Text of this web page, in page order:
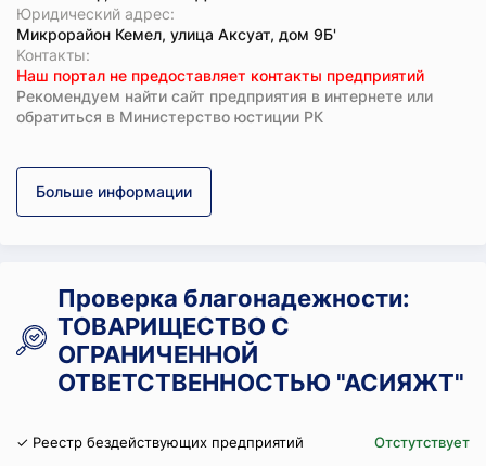
Юридический адрес:
Микрорайон Кемел, улица Аксуат, дом 9Б'
Koнтaкты:
Наш портал не предоставляет контакты предприятий
Рекомендуем найти сайт предприятия в интернете или
обратиться в Министерство юстиции РК
Больше информации
Проверка благонадежности:
ТОВАРИЩЕСТВО С
ОГРАНИЧЕННОЙ
ОТВЕТСТВЕННОСТЬЮ "АСИЯЖТ"
✓ Реестр бездействующих предприятий
Отстутствует